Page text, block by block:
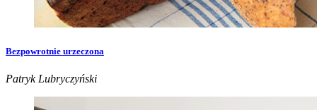
Bezpowrotnie urzeczona
Patryk Lubryczyński